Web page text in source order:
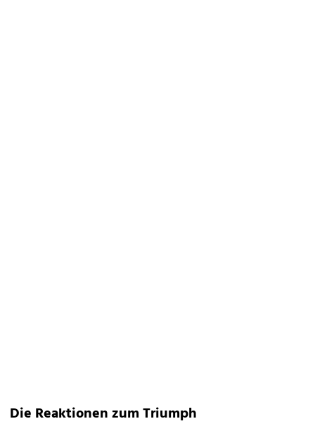
Die Reaktionen zum Triumph